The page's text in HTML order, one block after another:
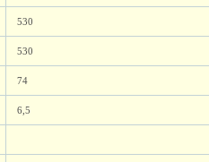
530
530
74
6,5